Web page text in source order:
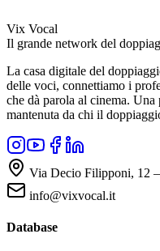
Vix Vocal
Il grande network del
La casa digitale del
delle voci, connettiamo i
che dà parola al cinema.
mantenuta da chi il
Via Decio Filipponi, 12
info@vixvocal.it
Database